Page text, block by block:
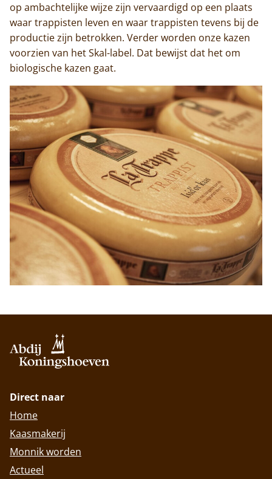
op ambachtelijke wijze zijn vervaardigd op een plaats
waar trappisten leven en waar trappisten tevens bij de
productie zijn betrokken. Verder worden onze kazen
voorzien van het Skal-label. Dat bewijst dat het om
biologische kazen gaat.
Direct naar
Home
Kaasmakerij
Monnik worden
Actueel